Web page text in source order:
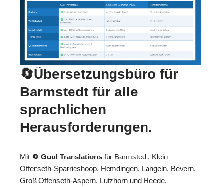
🔄Übersetzungsbüro für
Barmstedt für alle
sprachlichen
Herausforderungen.
Mit 🔄 Guul Translations für Barmstedt, Klein
Offenseth-Sparrieshoop, Hemdingen, Langeln, Bevern,
Groß Offenseth-Aspern, Lutzhorn und Heede,